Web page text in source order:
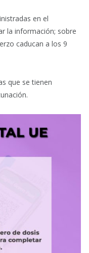
en el
la información; sobre
caducan a los 9
que se tienen